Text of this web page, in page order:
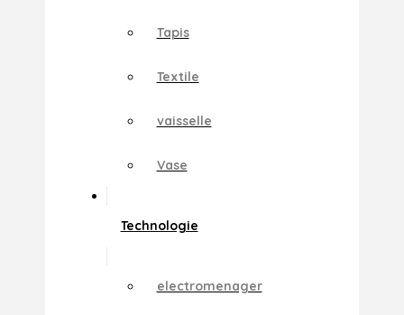
Tapis
Textile
vaisselle
Vase
Technologie
electromenager